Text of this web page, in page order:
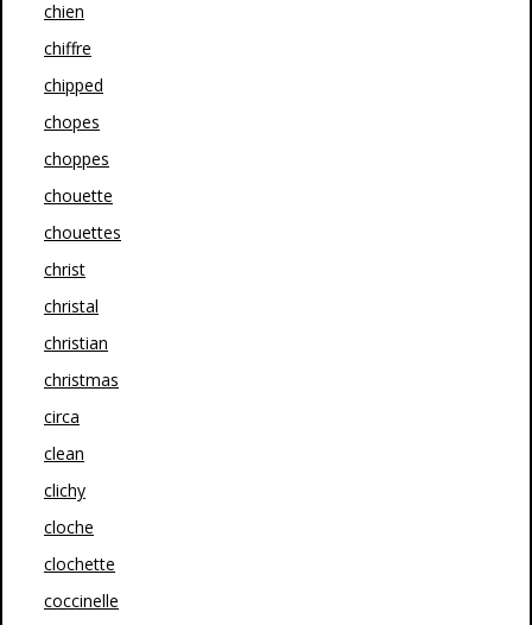
chien
chiffre
chipped
chopes
choppes
chouette
chouettes
christ
christal
christian
christmas
circa
clean
clichy
cloche
clochette
coccinelle